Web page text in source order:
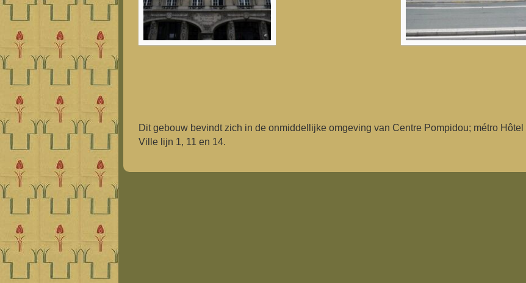
Dit gebouw bevindt zich in de onmiddellijke omgeving van Centre Pompidou; métro Hôtel
Ville lijn 1, 11 en 14.